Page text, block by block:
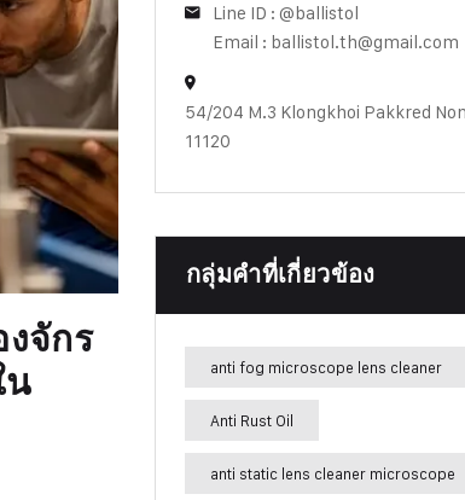
จักร
น
Line ID : @ballistol
Email : ballistol.th@gmail.com
54/204 M.3 Klongkhoi Pakkred
11120
กลุ่มคำที่เกี่ยวข้อง
anti fog microscope lens cleaner
Anti Rust Oil
anti static lens cleaner microscope